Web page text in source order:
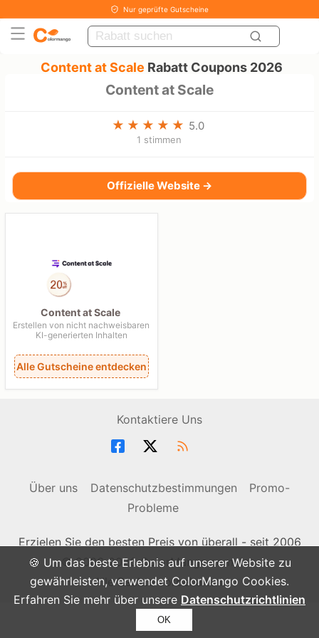
🍪 Um das beste Erlebnis auf unserer Website zu
gewährleisten, verwendet ColorMango Cookies.
Erfahren Sie mehr über unsere Datenschutzrichtlinien
OK
Nur geprüfte Gutscheine
Content at Scale Rabatt Coupons 2026
Content at Scale
5.0
1 stimmen
Offizielle Website →
Content at Scale
Erstellen von nicht nachweisbaren
KI-generierten Inhalten
Alle Gutscheine entdecken
Kontaktiere Uns
Über uns Datenschutzbestimmungen
Promo-
Probleme
Erzielen Sie den besten Preis von überall - seit 2006
© 2006-2026 ColorMango.com, Inc.
Alle Rechte vorbehalten.